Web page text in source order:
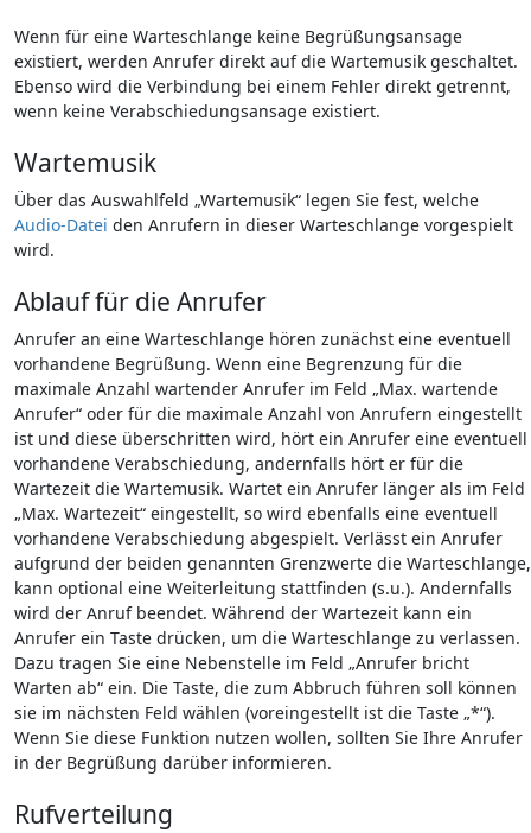
Wenn für eine Warteschlange keine Begrüßungsansage
existiert, werden Anrufer direkt auf die Wartemusik geschaltet.
Ebenso wird die Verbindung bei einem Fehler direkt getrennt,
wenn keine Verabschiedungsansage existiert.
Wartemusik
Über das Auswahlfeld „Wartemusik“ legen Sie fest, welche
Audio-Datei den Anrufern in dieser Warteschlange vorgespielt
wird.
Ablauf für die Anrufer
Anrufer an eine Warteschlange hören zunächst eine eventuell
vorhandene Begrüßung. Wenn eine Begrenzung für die
maximale Anzahl wartender Anrufer im Feld „Max. wartende
Anrufer“ oder für die maximale Anzahl von Anrufern eingestellt
ist und diese überschritten wird, hört ein Anrufer eine eventuell
vorhandene Verabschiedung, andernfalls hört er für die
Wartezeit die Wartemusik. Wartet ein Anrufer länger als im Feld
„Max. Wartezeit“ eingestellt, so wird ebenfalls eine eventuell
vorhandene Verabschiedung abgespielt. Verlässt ein Anrufer
aufgrund der beiden genannten Grenzwerte die Warteschlange,
kann optional eine Weiterleitung stattfinden (s.u.). Andernfalls
wird der Anruf beendet. Während der Wartezeit kann ein
Anrufer ein Taste drücken, um die Warteschlange zu verlassen.
Dazu tragen Sie eine Nebenstelle im Feld „Anrufer bricht
Warten ab“ ein. Die Taste, die zum Abbruch führen soll können
sie im nächsten Feld wählen (voreingestellt ist die Taste „*“).
Wenn Sie diese Funktion nutzen wollen, sollten Sie Ihre Anrufer
in der Begrüßung darüber informieren.
Rufverteilung